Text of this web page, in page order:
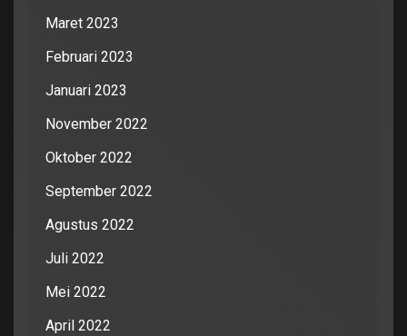
Maret 2023
Februari 2023
Januari 2023
November 2022
Oktober 2022
September 2022
Agustus 2022
Juli 2022
Mei 2022
April 2022